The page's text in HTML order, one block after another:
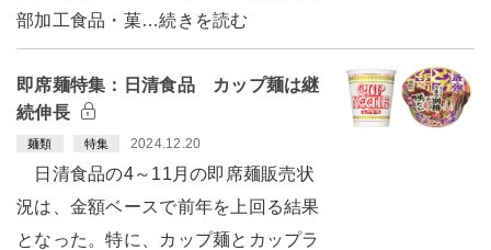
部加工食品・菓…続きを読む
即席麺特集：日清食品 カップ麺は継
続伸長
麺類 特集 2024.12.20
日清食品の4～11月の即席麺販売状
況は、金額ベースで前年を上回る結果
となった。特に、カップ麺とカップラ